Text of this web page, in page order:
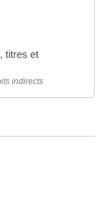
titres et
indirects